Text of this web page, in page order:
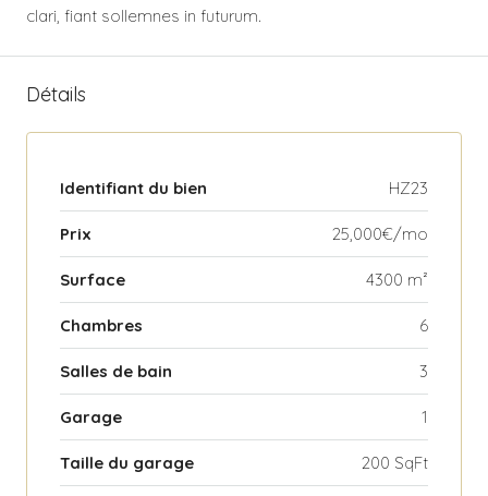
clari, fiant sollemnes in futurum.
Détails
Identifiant du bien HZ23
Prix 25,000€/mo
Surface 4300 m²
Chambres 6
Salles de bain 3
Garage 1
Taille du garage 200 SqFt